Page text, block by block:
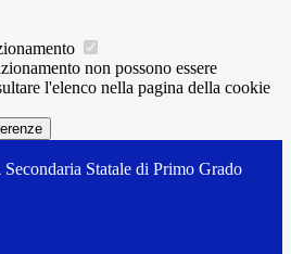
non possono essere
l'elenco nella pagina della cookie
Secondaria Statale di Primo Grado